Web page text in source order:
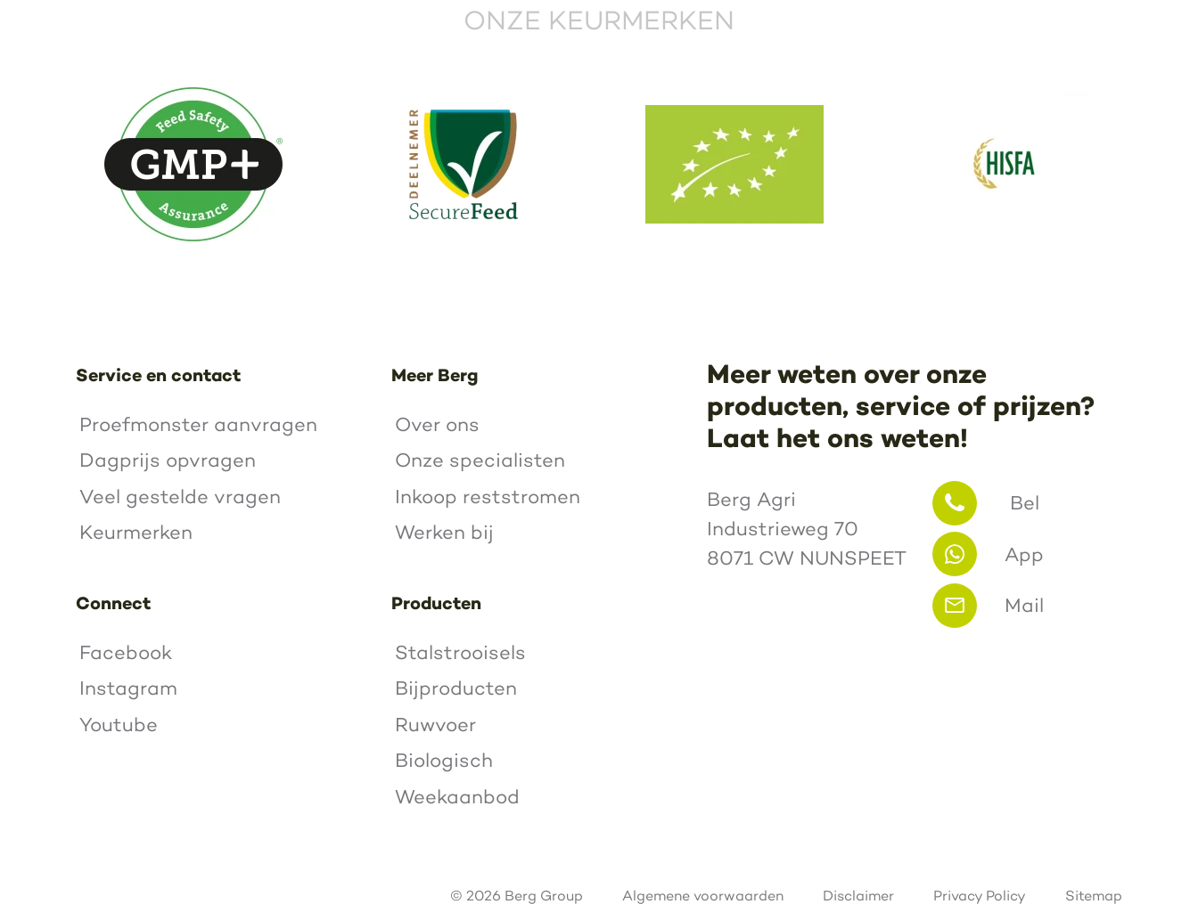
ONZE KEURMERKEN
Service en contact
Proefmonster aanvragen
Dagprijs opvragen
Veel gestelde vragen
Keurmerken
Meer Berg
Over ons
Onze specialisten
Inkoop reststromen
Werken bij
Connect
Facebook
Instagram
Youtube
Producten
Stalstrooisels
Bijproducten
Ruwvoer
Biologisch
Weekaanbod
Meer weten over onze
producten, service of prijzen?
Laat het ons weten!
Berg Agri
Industrieweg 70
8071 CW NUNSPEET
Bel
App
Mail
© 2026 Berg Group Algemene voorwaarden Disclaimer Privacy Policy Sitemap